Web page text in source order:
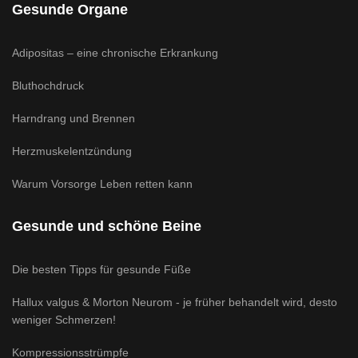
Gesunde Organe
Adipositas – eine chronische Erkrankung
Bluthochdruck
Harndrang und Brennen
Herzmuskelentzündung
Warum Vorsorge Leben retten kann
Gesunde und schöne Beine
Die besten Tipps für gesunde Füße
Hallux valgus & Morton Neurom - je früher behandelt wird, desto
weniger Schmerzen!
Kompressionsstrümpfe